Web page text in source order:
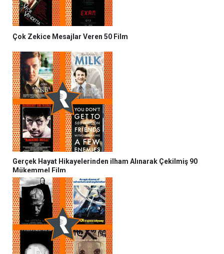
Çok Zekice Mesajlar Veren 50 Film
Gerçek Hayat Hikayelerinden ilham Alınarak Çekilmiş 90
Mükemmel Film